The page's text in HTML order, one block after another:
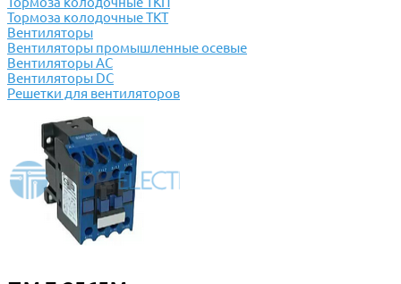
Тормоза колодочные ТКТ
Вентиляторы
Вентиляторы промышленные осевые
Вентиляторы АС
Вентиляторы DC
Решетки для вентиляторов